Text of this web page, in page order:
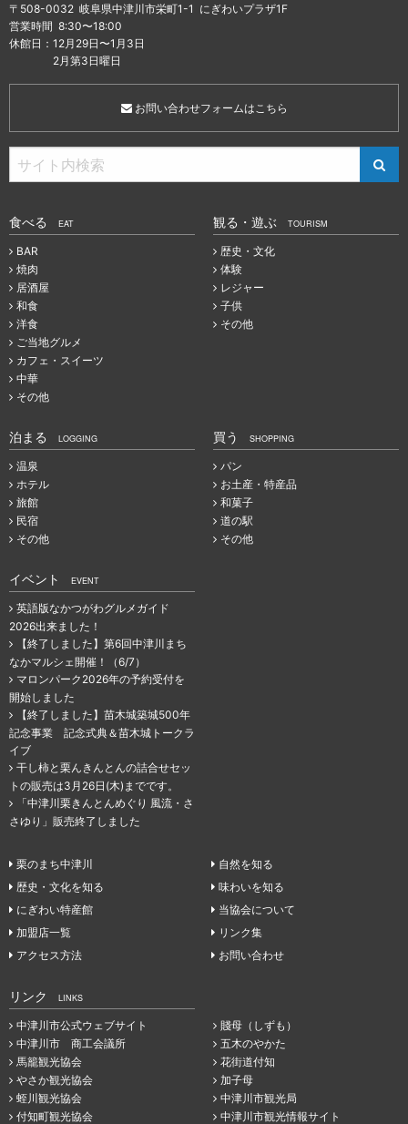
〒508-0032 岐阜県中津川市栄町1-1 にぎわいプラザ1F
営業時間 8:30〜18:00
休館日：12月29日〜1月3日
2月第3日曜日
お問い合わせフォームはこちら
食べる EAT
BAR
焼肉
居酒屋
和食
洋食
ご当地グルメ
カフェ・スイーツ
中華
その他
観る・遊ぶ TOURISM
歴史・文化
体験
レジャー
子供
その他
泊まる LOGGING
温泉
ホテル
旅館
民宿
その他
買う SHOPPING
パン
お土産・特産品
和菓子
道の駅
その他
イベント EVENT
英語版なかつがわグルメガイド
2026出来ました！
【終了しました】第6回中津川まち
なかマルシェ開催！（6/7）
マロンパーク2026年の予約受付を
開始しました
【終了しました】苗木城築城500年
記念事業 記念式典＆苗木城トークラ
イブ
干し柿と栗んきんとんの詰合せセッ
トの販売は3月26日(木)までです。
「中津川栗きんとんめぐり 風流・さ
さゆり」販売終了しました
栗のまち中津川
自然を知る
歴史・文化を知る
味わいを知る
にぎわい特産館
当協会について
加盟店一覧
リンク集
アクセス方法
お問い合わせ
リンク LINKS
中津川市公式ウェブサイト
中津川市 商工会議所
馬籠観光協会
やさか観光協会
蛭川観光協会
付知町観光協会
賤母（しずも）
五木のやかた
花街道付知
加子母
中津川市観光局
中津川市観光情報サイト